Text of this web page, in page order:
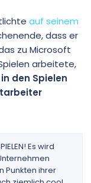
auf seinem
dass er
zu Microsoft
arbeitete,
den Spielen
Es wird
Punkten ihrer